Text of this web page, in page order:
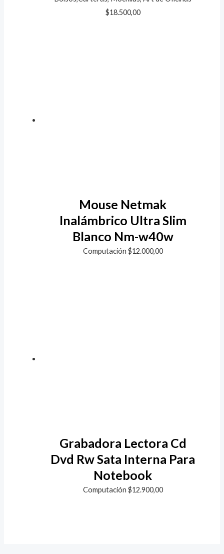
$18.500,00
Mouse Netmak
Inalámbrico Ultra Slim
Blanco Nm-w40w
Computación $12.000,00
Grabadora Lectora Cd
Dvd Rw Sata Interna Para
Notebook
Computación $12.900,00